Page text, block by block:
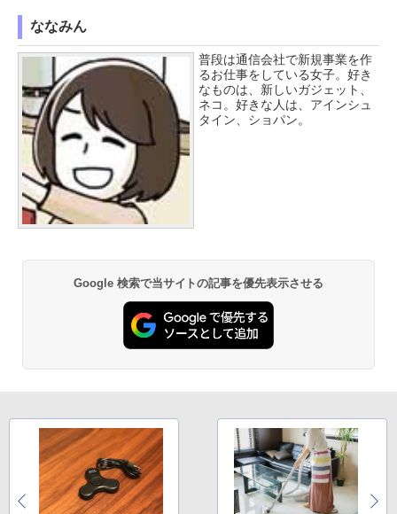
ななみん
普段は通信会社で新規事業を作
るお仕事をしている女子。好き
なものは、新しいガジェット、
ネコ。好きな人は、アインシュ
タイン、ショパン。
Google 検索で当サイトの記事を優先表示させる